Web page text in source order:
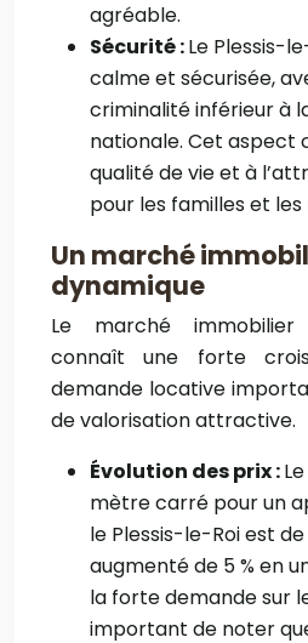
agréable.
Sécurité :Le Plessis-
calme et sécurisée,
criminalité inférieur à
nationale. Cet aspect
qualité de vie et à
pour les familles et
Un marché
dynamique
Le marché immobilier
connaît une forte
demande locative
de valorisation attractive.
Évolution des prix :
mètre carré pour un
le Plessis-le-Roi est
augmenté de 5 % en
la forte demande sur
important de noter